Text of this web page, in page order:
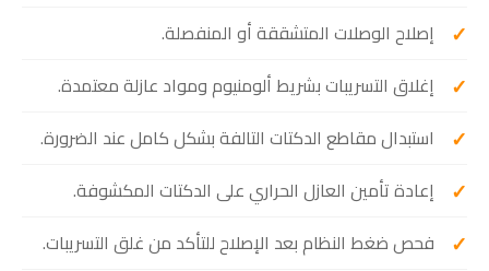
إصلاح الوصلات المتشققة أو المنفصلة.
إغلاق التسريبات بشريط ألومنيوم ومواد عازلة معتمدة.
استبدال مقاطع الدكتات التالفة بشكل كامل عند الضرورة.
إعادة تأمين العازل الحراري على الدكتات المكشوفة.
فحص ضغط النظام بعد الإصلاح للتأكد من غلق التسريبات.